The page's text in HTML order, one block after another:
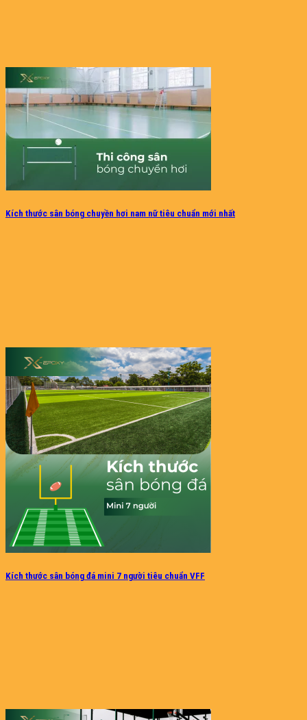
Kích thước sân bóng chuyền hơi nam nữ tiêu chuẩn mới nhất
Kích thước sân bóng đá mini 7 người tiêu chuẩn VFF